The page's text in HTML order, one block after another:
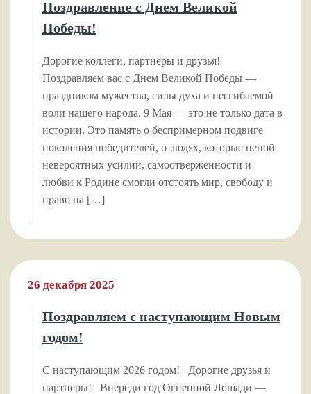
Поздравление с Днем Великой
Победы!
Дорогие коллеги, партнеры и друзья!
Поздравляем вас с Днем Великой Победы —
праздником мужества, силы духа и несгибаемой
воли нашего народа. 9 Мая — это не только дата в
истории. Это память о беспримерном подвиге
поколения победителей, о людях, которые ценой
невероятных усилий, самоотверженности и
любви к Родине смогли отстоять мир, свободу и
право на […]
26 декабря 2025
Поздравляем с наступающим Новым
годом!
С наступающим 2026 годом! Дорогие друзья и
партнеры! Впереди год Огненной Лошади —